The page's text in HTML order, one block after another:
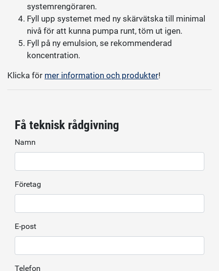
systemrengöraren.
Fyll upp systemet med ny skärvätska till minimal
nivå för att kunna pumpa runt, töm ut igen.
Fyll på ny emulsion, se rekommenderad
koncentration.
Klicka för mer information och produkter!
Få teknisk rådgivning
Namn
Företag
E-post
Telefon